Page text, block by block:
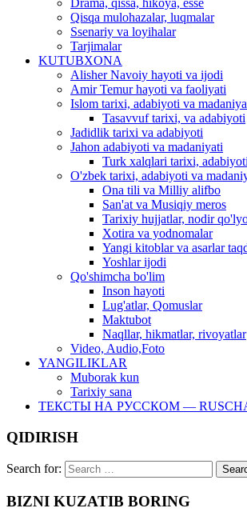
Drama, qissa, hikoya, esse
Qisqa mulohazalar, luqmalar
Ssenariy va loyihalar
Tarjimalar
KUTUBXONA
Alisher Navoiy hayoti va ijodi
Amir Temur hayoti va faoliyati
Islom tarixi, adabiyoti va
Tasavvuf tarixi, va adabiyoti
Jadidlik tarixi va adabiyoti
Jahon adabiyoti va madaniyati
Turk xalqlari tarixi,
O'zbek tarixi, adabiyoti va
Ona tili va Milliy alifbo
San'at va Musiqiy meros
Tarixiy hujjatlar, nodir
Xotira va yodnomalar
Yangi kitoblar va asarlar
Yoshlar ijodi
Qo'shimcha bo'lim
Inson hayoti
Lug'atlar, Qomuslar
Maktubot
Naqllar, hikmatlar, rivoyatlar
Video, Audio,Foto
YANGILIKLAR
Muborak kun
Tarixiy sana
ТЕКСТЫ НА РУССКОМ —
QIDIRISH
Search for:
BIZNI KUZATIB BORING